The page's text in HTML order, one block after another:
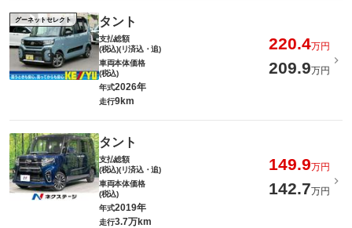
グーネットセレクト タント
支払総額
(税込)(リ済込・追)
220.4万円
車両本体価格
(税込)
209.9万円
年式2026年
走行9km
タント
支払総額
(税込)(リ済込・追)
149.9万円
車両本体価格
(税込)
142.7万円
年式2019年
走行3.7万km